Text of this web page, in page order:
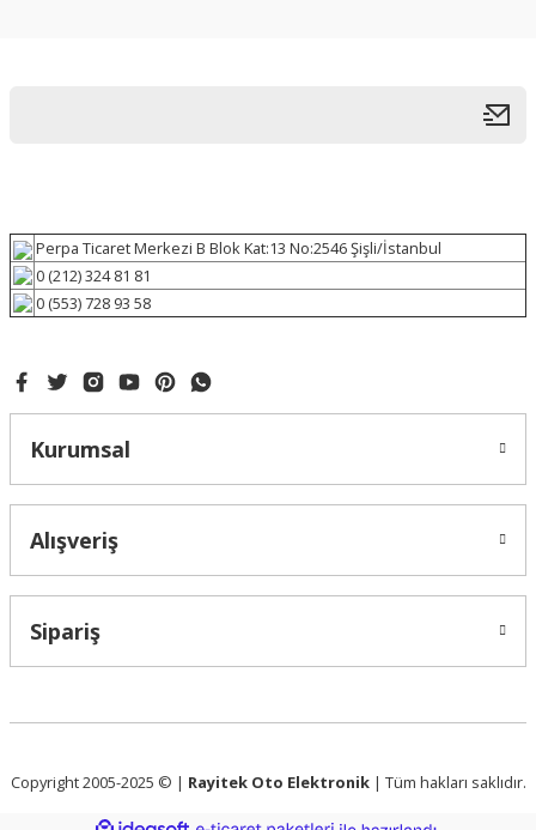
Perpa Ticaret Merkezi B Blok Kat:13 No:2546 Şişli/İstanbul
0 (212) 324 81 81
0 (553) 728 93 58
Kurumsal
Alışveriş
Sipariş
Copyright 2005-2025 © | Rayitek Oto Elektronik| Tüm hakları saklıdır.